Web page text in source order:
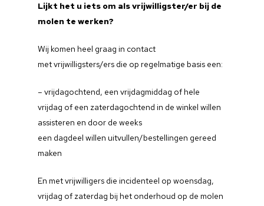
Lijkt het u iets om als vrijwilligster/er bij de
molen te werken?
Wij komen heel graag in contact
met vrijwilligsters/ers die op regelmatige basis een:
– vrijdagochtend, een vrijdagmiddag of hele
vrijdag of een zaterdagochtend in de winkel willen
assisteren en door de weeks
een dagdeel willen uitvullen/bestellingen gereed
maken
En met vrijwilligers die incidenteel op woensdag,
vrijdag of zaterdag bij het onderhoud op de molen